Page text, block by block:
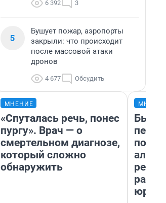
6 392 3
5
Бушует пожар, аэропорты
закрыли: что происходит
после массовой атаки
дронов
4 677 Обсудить
МНЕНИЕ
«Спуталась речь, понес
пургу». Врач — о
смертельном диагнозе,
который сложно
обнаружить
Был